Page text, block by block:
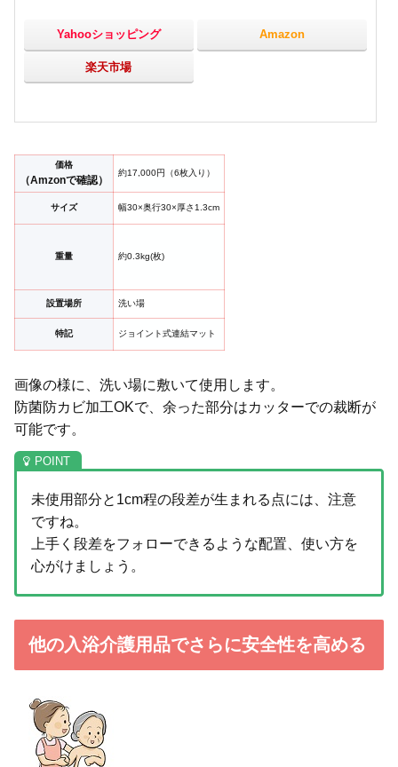
Yahooショッピング Amazon
楽天市場
価格
（Amzonで確認）
約17,000円（6枚入り）
サイズ 幅30×奥行30×厚さ1.3cm
重量 約0.3kg(枚)
設置場所 洗い場
特記 ジョイント式連結マット
画像の様に、洗い場に敷いて使用します。
防菌防カビ加工OKで、余った部分はカッターでの裁断が
可能です。
未使用部分と1cm程の段差が生まれる点には、注意
ですね。
上手く段差をフォローできるような配置、使い方を
心がけましょう。
他の入浴介護用品でさらに安全性を高める